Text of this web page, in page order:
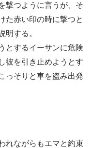
撃つように言うが、そ
た赤い印の時に撃つと
明する。
とするイーサンに危険
彼を引き止めようとす
っそりと車を盗み出発
れながらもエマと約束